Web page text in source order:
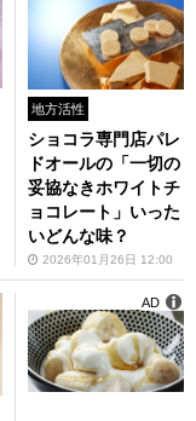
地方活性
ショコラ専門店パレ
ドオールの「一切の
妥協なきホワイトチ
ョコレート」いった
いどんな味？
2026年01月26日 12:00
AD